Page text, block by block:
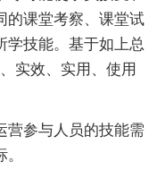
的课堂考察、课堂试
学技能。基于如上总
实效、实用、使用
营参与人员的技能需